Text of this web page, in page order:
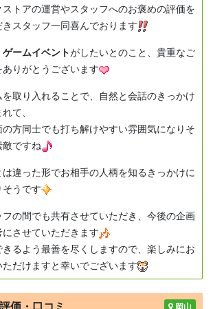
ストアの運営やスタッフへのお褒めの評価を
きスタッフ一同喜んでおります
ゲームイベントがしたいとのこと、貴重なご
ありがとうございます
を取り入れることで、自然と会話のきっかけ
て、
の方同士でも打ち解けやすい雰囲気になりそ
敵ですね
は違った形でお相手の人柄を知るきっかけに
そうです
フの間でも共有させていただき、今後の企画
にさせていただきます
きるよう最善を尽くしますので、楽しみにお
ただけますと幸いでございます
岡山